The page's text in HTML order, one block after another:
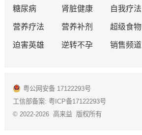
糖尿病 肾脏健康 自我疗法
营养疗法 营养补剂 超级食物
迫害英雄 逆转不孕 销售频道
粤公网安备 17122293号
工信部备案: 粤ICP备17122293号
© 2022-2026 高来益 版权所有